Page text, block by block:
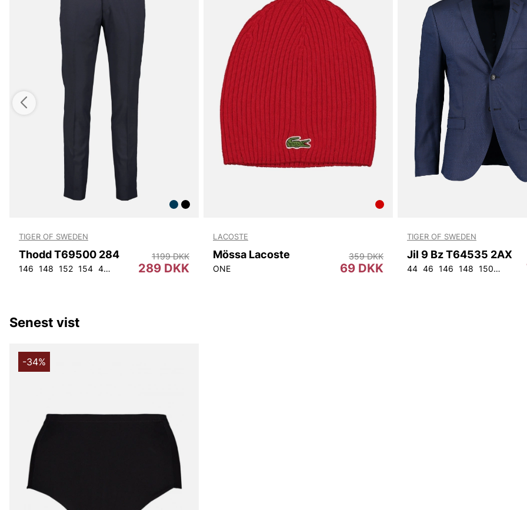
TIGER OF SWEDEN
Thodd T69500 284
146 148 152 154 44 48 50 52 54 92 104
289 DKK
1199 DKK
LACOSTE
Mössa Lacoste
ONE 69 DKK
359 DKK
TIGER OF SWEDEN
Jil 9 Bz T64535 2AX
44 46 146 148 150 152
Senest vist
-34%